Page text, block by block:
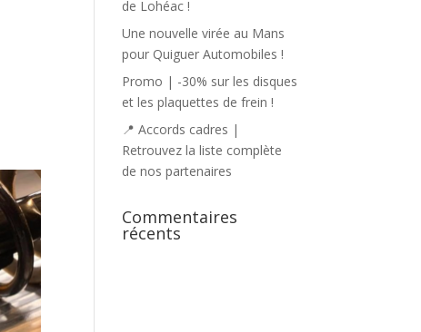
de Lohéac !
Une nouvelle virée au Mans
pour Quiguer Automobiles !
Promo | -30% sur les disques
et les plaquettes de frein !
📍 Accords cadres |
Retrouvez la liste complète
de nos partenaires
Commentaires
récents